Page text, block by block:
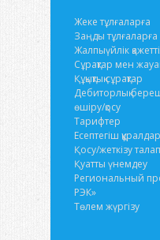
Жеке тұлғаларға
Заңды тұлғаларға
Жалпыүйлік
Сұрақтар мен
Құқықтық сұрақтар
Дебиторлық
өшіру/қосу
Тарифтер
Есептегіш құралдар
Қосу/жеткізу
Қуатты үнемдеу
Региональный
РЭК»
Төлем жүргізу